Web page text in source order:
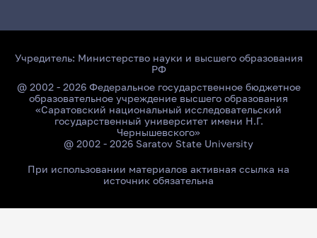
Учредитель: Министерство науки и высшего образования
РФ
@ 2002 - 2026 Федеральное государственное бюджетное
образовательное учреждение высшего образования
«Саратовский национальный исследовательский
государственный университет имени Н.Г.
Чернышевского»
@ 2002 - 2026 Saratov State University
При использовании материалов активная ссылка на
источник обязательна